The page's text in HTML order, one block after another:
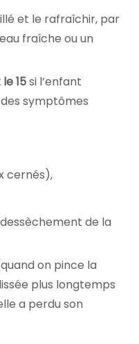
et le rafraîchir, par
fraîche ou un
15si l’enfant
symptômes
cernés),
de la
on pince la
plus longtemps
a perdu son